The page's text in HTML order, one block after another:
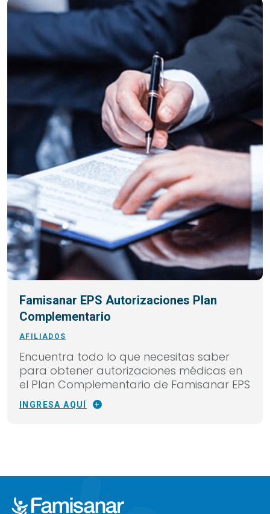
Famisanar EPS Autorizaciones Plan
Complementario
AFILIADOS
Encuentra todo lo que necesitas saber
para obtener autorizaciones médicas en
el Plan Complementario de Famisanar EPS
INGRESA AQUÍ